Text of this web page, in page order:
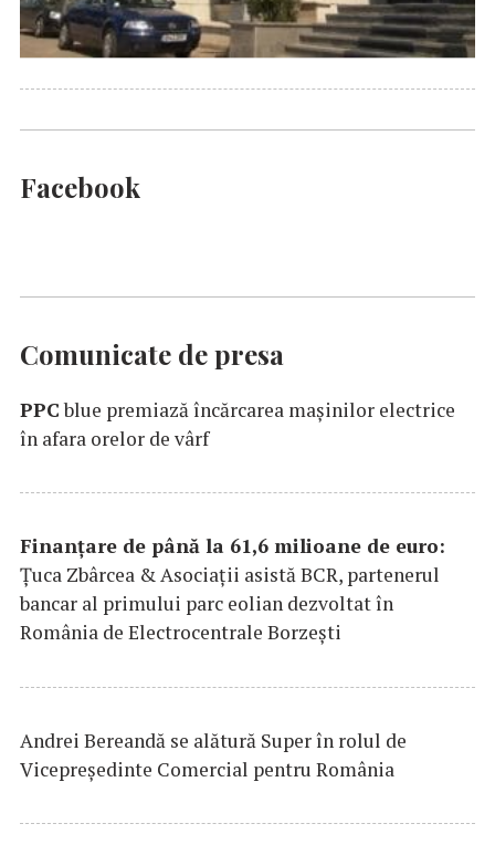
Facebook
Comunicate de presa
PPCblue premiază încărcarea maşinilor electrice
în afara orelor de vârf
Finanțare de până la 61,6 milioane de euro:
Țuca Zbârcea & Asociații asistă BCR, partenerul
bancar al primului parc eolian dezvoltat în
România de Electrocentrale Borzești
Andrei Bereandă se alătură Super în rolul de
Vicepreședinte Comercial pentru România